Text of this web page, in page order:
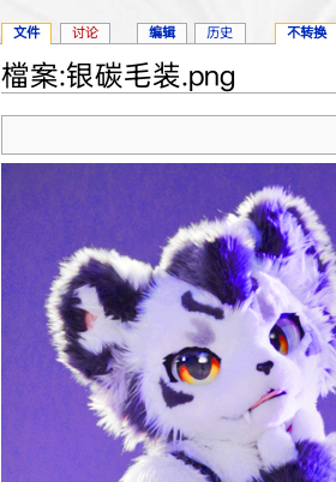
檔案:银碳毛装.png
文件 讨论 编辑 历史 不转换